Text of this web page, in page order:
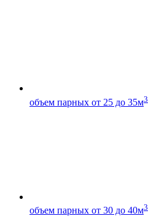
объем парных от 25 до 35м3
объем парных от 30 до 40м3